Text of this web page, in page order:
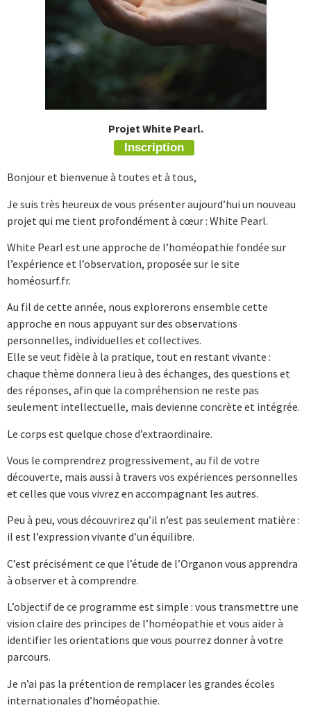
Projet White Pearl.
Inscription
Bonjour et bienvenue à toutes et à tous,
Je suis très heureux de vous présenter aujourd’hui un nouveau
projet qui me tient profondément à cœur : White Pearl.
White Pearl est une approche de l’homéopathie fondée sur
l’expérience et l’observation, proposée sur le site
homéosurf.fr.
Au fil de cette année, nous explorerons ensemble cette
approche en nous appuyant sur des observations
personnelles, individuelles et collectives.
Elle se veut fidèle à la pratique, tout en restant vivante :
chaque thème donnera lieu à des échanges, des questions et
des réponses, afin que la compréhension ne reste pas
seulement intellectuelle, mais devienne concrète et intégrée.
Le corps est quelque chose d’extraordinaire.
Vous le comprendrez progressivement, au fil de votre
découverte, mais aussi à travers vos expériences personnelles
et celles que vous vivrez en accompagnant les autres.
Peu à peu, vous découvrirez qu’il n’est pas seulement matière :
il est l’expression vivante d’un équilibre.
C’est précisément ce que l’étude de l’Organon vous apprendra
à observer et à comprendre.
L’objectif de ce programme est simple : vous transmettre une
vision claire des principes de l’homéopathie et vous aider à
identifier les orientations que vous pourrez donner à votre
parcours.
Je n’ai pas la prétention de remplacer les grandes écoles
internationales d’homéopathie.